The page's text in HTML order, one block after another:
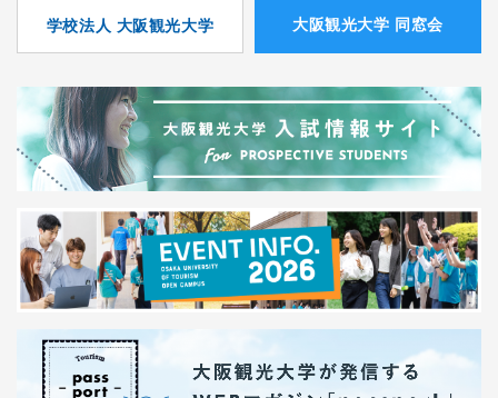
学校法人 大阪観光大学 ⼤阪観光⼤学 同窓会